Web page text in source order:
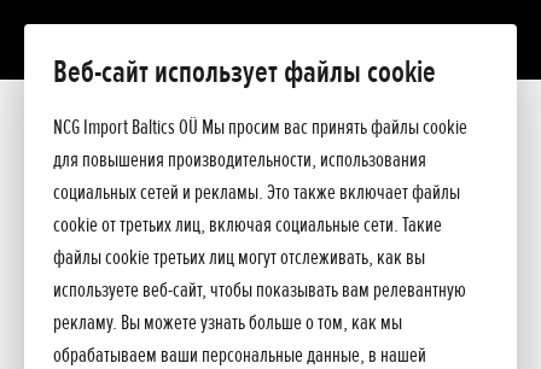
Веб-сайт использует файлы cookie
NCG Import Baltics OÜ Мы просим вас принять файлы cookie
для повышения производительности, использования
социальных сетей и рекламы. Это также включает файлы
cookie от третьих лиц, включая социальные сети. Такие
файлы cookie третьих лиц могут отслеживать, как вы
используете веб-сайт, чтобы показывать вам релевантную
рекламу. Вы можете узнать больше о том, как мы
обрабатываем ваши персональные данные, в нашей
Добавлено 30.06.2014
Тест газонокосилок Honda в журнале
Kodukiri. Vol 2.
В прошлом месяце в журнел Kodukiri тестировали
газонокосилки Honda, в июле настал черед серии косилок
HRX.